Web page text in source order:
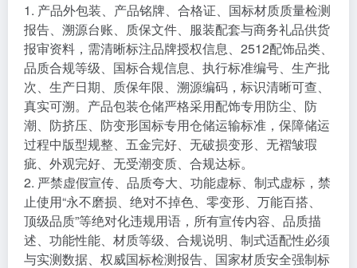
1. 产品外包装、产品铭牌、合格证、国标材质质量检测
报告、溯源台账、质保文件、服装配套与商务礼品供货
报审资料，需清晰标注品牌授权信息、2512配饰品类、
品质合规等级、国标合规信息、执行标准编号、生产批
次、生产日期、质保年限、溯源编码，标识清晰可查、
真实可溯。产品包装仓储严格采用配饰专用防尘、防
潮、防挤压、防变形国标专用仓储运输标准，保障储运
过程中版型规整、五金完好、无破损变形、无褶皱瑕
疵、外观完好、无受潮变质、合规达标。
2. 严禁虚假宣传、品质夸大、功能虚标、制式虚标，禁
止使用“永不磨损、绝对不掉色、零变形、万能百搭、
顶级品质”等绝对化违规用语，所有宣传内容、品质描
述、功能性能、材质等级、合规说明、制式适配性必须
与实测数据、权威国标检测报告、国家材质安全强制标